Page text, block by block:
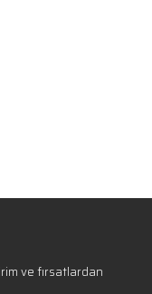
ve fırsatlardan